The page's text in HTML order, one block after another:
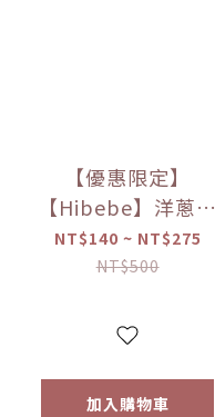
【優惠限定】
【Hibebe】洋蔥蘋
果魚湯250ml/包｜
2包/盒｜虱目魚湯
6m+｜常溫｜【優
NT$140 ~ NT$275
NT$500
加入購物車